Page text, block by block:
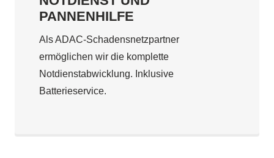
PANNENHILFE
Als ADAC-Schadensnetzpartner
ermöglichen wir die komplette
Notdienstabwicklung. Inklusive
Batterieservice.